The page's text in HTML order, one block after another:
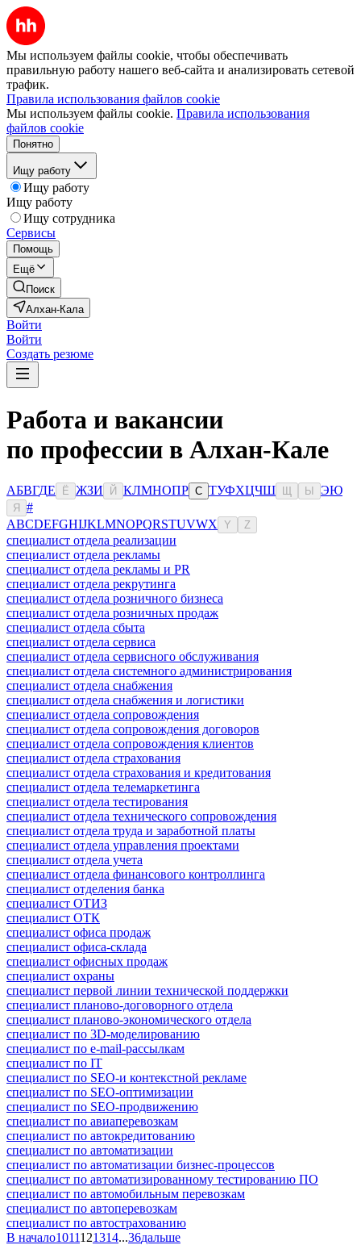
Мы используем файлы cookie, чтобы обеспечивать
правильную работу нашего веб-сайта и анализировать сетевой
трафик.
Правила использования файлов cookie
Мы используем файлы cookie. Правила использования
файлов cookie
Понятно
Ищу работу
Ищу работу
Ищу работу
Ищу сотрудника
Сервисы
Помощь
Ещё
Поиск
Алхан-Кала
Войти
Войти
Создать резюме
Работа и вакансии
по профессии в Алхан-Кале
АБВГДЕ Ё ЖЗИ Й КЛМНОПР С ТУФХЦЧШ Ы ЭЮ
Я
#
ABCDEFGHIJKLMNOPQRSTUVWX Y Z
специалист отдела реализации
специалист отдела рекламы
специалист отдела рекламы и PR
специалист отдела рекрутинга
специалист отдела розничного бизнеса
специалист отдела розничных продаж
специалист отдела сбыта
специалист отдела сервиса
специалист отдела сервисного обслуживания
специалист отдела системного администрирования
специалист отдела снабжения
специалист отдела снабжения и логистики
специалист отдела сопровождения
специалист отдела сопровождения договоров
специалист отдела сопровождения клиентов
специалист отдела страхования
специалист отдела страхования и кредитования
специалист отдела телемаркетинга
специалист отдела тестирования
специалист отдела технического сопровождения
специалист отдела труда и заработной платы
специалист отдела управления проектами
специалист отдела учета
специалист отдела финансового контроллинга
специалист отделения банка
специалист ОТИЗ
специалист ОТК
специалист офиса продаж
специалист офиса-склада
специалист офисных продаж
специалист охраны
специалист первой линии технической поддержки
специалист планово-договорного отдела
специалист планово-экономического отдела
специалист по 3D-моделированию
специалист по e-mail-рассылкам
специалист по IT
специалист по SEO-и контекстной рекламе
специалист по SEO-оптимизации
специалист по SEO-продвижению
специалист по авиаперевозкам
специалист по автокредитованию
специалист по автоматизации
специалист по автоматизации бизнес-процессов
специалист по автоматизированному тестированию ПО
специалист по автомобильным перевозкам
специалист по автоперевозкам
специалист по автострахованию
В начало1011121314...36дальше